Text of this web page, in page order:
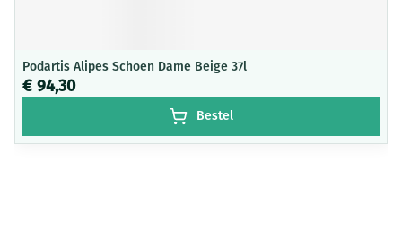
Podartis Alipes Schoen Dame Beige 37l
€ 94,30
Bestel